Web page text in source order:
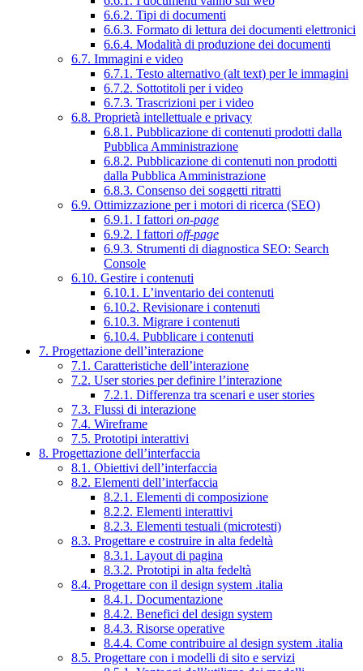
6.6.2. Tipi di documenti
6.6.3. Formato di lettura dei documenti elettronici
6.6.4. Modalità di produzione dei documenti
6.7. Immagini e video
6.7.1. Testo alternativo (alt text) per le immagini
6.7.2. Sottotitoli per i video
6.7.3. Trascrizioni per i video
6.8. Proprietà intellettuale e privacy
6.8.1. Pubblicazione di contenuti prodotti dalla
Pubblica Amministrazione
6.8.2. Pubblicazione di contenuti non prodotti
dalla Pubblica Amministrazione
6.8.3. Consenso dei soggetti ritratti
6.9. Ottimizzazione per i motori di ricerca (SEO)
6.9.1. I fattori on-page
6.9.2. I fattori off-page
6.9.3. Strumenti di diagnostica SEO: Search
Console
6.10. Gestire i contenuti
6.10.1. L’inventario dei contenuti
6.10.2. Revisionare i contenuti
6.10.3. Migrare i contenuti
6.10.4. Pubblicare i contenuti
7. Progettazione dell’interazione
7.1. Caratteristiche dell’interazione
7.2. User stories per definire l’interazione
7.2.1. Differenza tra scenari e user stories
7.3. Flussi di interazione
7.4. Wireframe
7.5. Prototipi interattivi
8. Progettazione dell’interfaccia
8.1. Obiettivi dell’interfaccia
8.2. Elementi dell’interfaccia
8.2.1. Elementi di composizione
8.2.2. Elementi interattivi
8.2.3. Elementi testuali (microtesti)
8.3. Progettare e costruire in alta fedeltà
8.3.1. Layout di pagina
8.3.2. Prototipi in alta fedeltà
8.4. Progettare con il design system .italia
8.4.1. Documentazione
8.4.2. Benefici del design system
8.4.3. Risorse operative
8.4.4. Come contribuire al design system .italia
8.5. Progettare con i modelli di sito e servizi